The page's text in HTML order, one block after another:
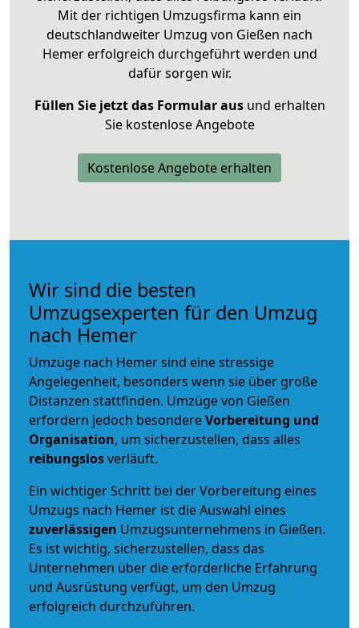
Mit der richtigen Umzugsfirma kann ein
deutschlandweiter Umzug von Gießen nach
Hemer erfolgreich durchgeführt werden und
dafür sorgen wir.
Füllen Sie jetzt das Formular ausund erhalten
Sie kostenlose Angebote
Kostenlose Angebote erhalten
Wir sind die besten
Umzugsexperten für den Umzug
nach Hemer
Umzüge nach Hemer sind eine stressige
Angelegenheit, besonders wenn sie über große
Distanzen stattfinden. Umzüge von Gießen
erfordern jedoch besondereVorbereitung und
Organisation, um sicherzustellen, dass alles
reibungslosverläuft.
Ein wichtiger Schritt bei der Vorbereitung eines
Umzugs nach Hemer ist die Auswahl eines
zuverlässigen Umzugsunternehmens in Gießen.
Es ist wichtig, sicherzustellen, dass das
Unternehmen über die erforderliche Erfahrung
und Ausrüstung verfügt, um den Umzug
erfolgreich durchzuführen.